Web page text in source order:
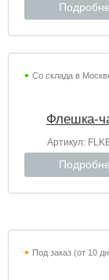
Со склада в
Флешка-
Артикул:
Под заказ (от 10